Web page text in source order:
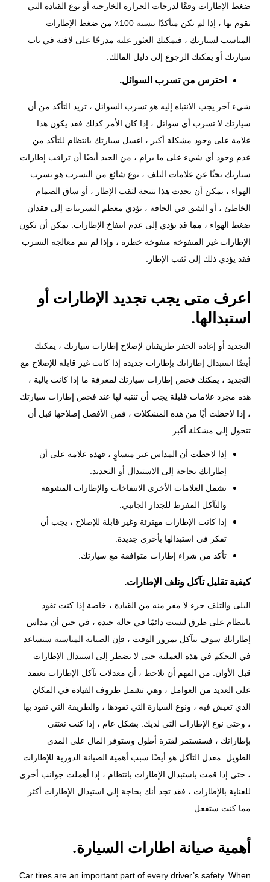
ضغط الإطارات وفقًا لدرجات الحرارة الخارجية أو نوع القيادة التي
تقوم بها ، إذا لم تكن متأكدًا بنسبة 100٪ من ضغط الإطارات
المناسب لسيارتك ، فيمكنك العثور عليه مدرجًا على لافتة في باب
سيارتك أو يمكنك الرجوع إلى دليل المالك.
احترس من تسرب السوائل.
شيء آخر يجب الانتباه إليه هو تسرب السوائل ، تريد التأكد من أن
سيارتك لا تسرب أي سوائل ، إذا كان الأمر كذلك فقد يكون هذا
علامة على وجود مشكلة أكبر ، اغسل سيارتك بانتظام للتأكد من
عدم وجود أي شيء على ما يرام ، من الجيد أيضًا أن تراقب إطارات
سيارتك بحثًا عن علامات التلف ، نوع شائع من التسرب هو تسرب
الهواء ، يمكن أن يحدث هذا نتيجة لثقب الإطار ، أو ساق الصمام
الخاطئ ، أو الشق في الحافة ، تؤدي معظم التسريبات إلى فقدان
ضغط الهواء ، مما قد يؤدي إلى عدم انتفاخ الإطارات. يمكن أن تكون
الإطارات غير المنفوخة منفوخة خطرة ، وإذا لم تتم معالجة التسرب
فقد يؤدي ذلك إلى ثقب الإطار.
اعرف متى يجب تجديد الإطارات أو
استبدالها.
التجديد أو إعادة الحفر طريقتان لإصلاح إطارات سيارتك ، يمكنك
أيضًا استبدال إطاراتك بإطارات جديدة إذا كانت غير قابلة للإصلاح مع
التجديد ، يمكنك فحص إطارات سيارتك لمعرفة ما إذا كانت بالية ،
هذه مجرد علامات قليلة يجب أن تنتبه لها عند فحص إطارات سيارتك
، إذا لاحظت أيًا من هذه المشكلات ، فمن الأفضل إصلاحها قبل أن
تتحول إلى مشكلة أكبر.
إذا لاحظت أن المداس غير متساوٍ ، فهذه علامة على أن
إطاراتك بحاجة إلى الاستبدال أو التجديد.
تشمل العلامات الأخرى الانتفاخات والإطارات المشوهة
والتآكل المفرط للجدار الجانبي.
إذا كانت الإطارات مهترئة وغير قابلة للإصلاح ، يجب أن
تفكر في استبدالها بأخرى جديدة.
تأكد من شراء إطارات متوافقة مع سيارتك.
كيفية تقليل تآكل وتلف الإطارات.
البلى والتلف جزء لا مفر منه من القيادة ، خاصة إذا كنت تقود
بانتظام على طرق ليست دائمًا في حالة جيدة ، في حين أن مداس
إطاراتك سوف يتآكل بمرور الوقت ، فإن الصيانة المناسبة ستساعد
في التحكم في هذه العملية حتى لا تضطر إلى استبدال الإطارات
قبل الأوان. من المهم أن نلاحظ ، أن معدلات تآكل الإطارات تعتمد
على العديد من العوامل ، وهي تشمل ظروف القيادة في المكان
الذي تعيش فيه ، ونوع السيارة التي تقودها ، والطريقة التي تقود بها
، وحتى نوع الإطارات التي لديك. بشكل عام ، إذا كنت تعتني
بإطاراتك ، فستستمر لفترة أطول وستوفر المال على المدى
الطويل. معدل التآكل هو أيضًا سبب أهمية الصيانة الدورية للإطارات
، حتى إذا قمت باستبدال الإطارات بانتظام ، إذا أهملت جوانب أخرى
للعناية بالإطارات ، فقد تجد أنك بحاجة إلى استبدال الإطارات أكثر
مما كنت ستفعل.
أهمية صيانة اطارات السيارة.
Car tires are an important part of every driver’s safety. When